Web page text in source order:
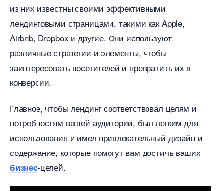
из них известны своими эффективными
лендинговыми страницами, такими как Apple,
Airbnb, Dropbox и другие. Они используют
различные стратегии и элементы, чтобы
заинтересовать посетителей и превратить их
конверсии.​
Главное, чтобы лендинг соответствовал целям и
потребностям вашей аудитории, был легким для
использования и имел привлекательный дизайн и
содержание, которые помогут вам достичь ваших
изнес-целей.​